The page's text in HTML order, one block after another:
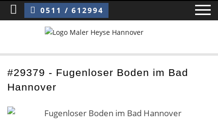
Sie sind hier:Fugenloser Boden im Bad Hannover
0511 / 612994
Home
Über uns ›
#29379 - Fugenloser Boden im Bad
Hannover